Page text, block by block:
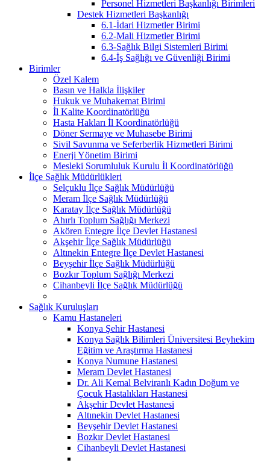
Personel Hizmetleri Başkanlığı Birimleri
Destek Hizmetleri Başkanlığı
6.1-İdari Hizmetler Birimi
6.2-Mali Hizmetler Birimi
6.3-Sağlık Bilgi Sistemleri Birimi
6.4-İş Sağlığı ve Güvenliği Birimi
Birimler
Özel Kalem
Basın ve Halkla İlişkiler
Hukuk ve Muhakemat Birimi
İl Kalite Koordinatörlüğü
Hasta Hakları İl Koordinatörlüğü
Döner Sermaye ve Muhasebe Birimi
Sivil Savunma ve Seferberlik Hizmetleri Birimi
Enerji Yönetim Birimi
Mesleki Sorumluluk Kurulu İl Koordinatörlüğü
İlçe Sağlık Müdürlükleri
Selçuklu İlçe Sağlık Müdürlüğü
Meram İlçe Sağlık Müdürlüğü
Karatay İlçe Sağlık Müdürlüğü
Ahırlı Toplum Sağlığı Merkezi
Akören Entegre İlçe Devlet Hastanesi
Akşehir İlçe Sağlık Müdürlüğü
Altınekin Entegre İlçe Devlet Hastanesi
Beyşehir İlçe Sağlık Müdürlüğü
Bozkır Toplum Sağlığı Merkezi
Cihanbeyli İlçe Sağlık Müdürlüğü
Sağlık Kuruluşları
Kamu Hastaneleri
Konya Şehir Hastanesi
Konya Sağlık Bilimleri Üniversitesi Beyhekim
Eğitim ve Araştırma Hastanesi
Konya Numune Hastanesi
Meram Devlet Hastanesi
Dr. Ali Kemal Belviranlı Kadın Doğum ve
Çocuk Hastalıkları Hastanesi
Akşehir Devlet Hastanesi
Altınekin Devlet Hastanesi
Beyşehir Devlet Hastanesi
Bozkır Devlet Hastanesi
Cihanbeyli Devlet Hastanesi